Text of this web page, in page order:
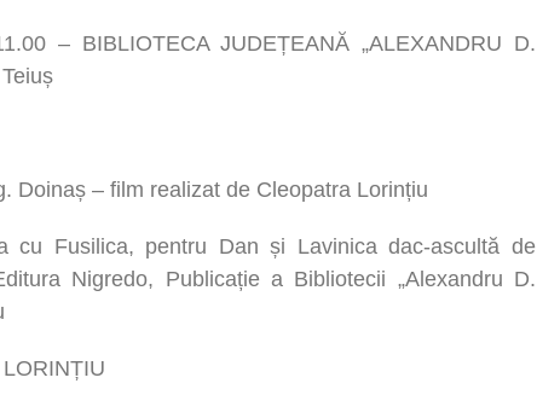
– BIBLIOTECA JUDEȚEANĂ „ALEXANDRU D.
Doinaș – film realizat de Cleopatra Lorințiu
cu Fusilica, pentru Dan și Lavinica dac-ascultă de
Nigredo, Publicație a Bibliotecii „Alexandru D.